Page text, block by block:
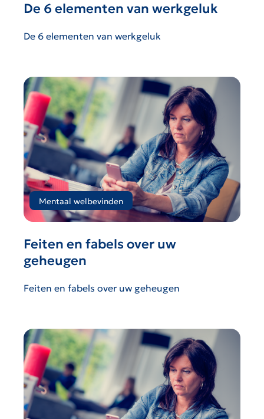
De 6 elementen van werkgeluk
De 6 elementen van werkgeluk
Mentaal welbevinden
Feiten en fabels over uw
geheugen
Feiten en fabels over uw geheugen